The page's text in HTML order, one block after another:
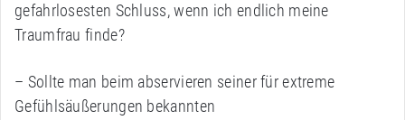
gefahrlosesten Schluss, wenn ich endlich meine
Traumfrau finde?
– Sollte man beim abservieren seiner für extreme
Gefühlsäußerungen bekannten